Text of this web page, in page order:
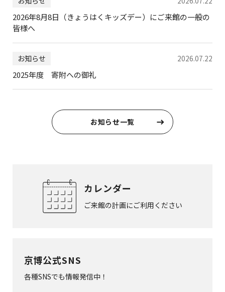
2026年8月8日（きょうはくキッズデー）にご来館の一般の
皆様へ
お知らせ 2026.07.22
2025年度 寄附への御礼
お知らせ一覧
カレンダー
ご来館の計画にご利用ください
京博公式SNS
各種SNSでも情報発信中！